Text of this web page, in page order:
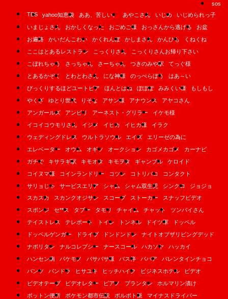
sos
TBS
yahoo知恵袋 ああ、苦しい。 あやこさん いじめ
いじめられっ子
いまじょさん
おかしくなった おごめご様 おっさんから逃げる
お盆
お遍路
かいだんこわい かくれんぼ かしまさん かんひも
くねくね
ここはとあるレストラン
こっくりさん
こっくりさんお帰り下さい
こぼれちゃう
さっちゃん さーちゃん つきのみや駅
てっぐ様
とあるかぞく
とわとわさん にな神様 のっぺらぼう
はあ～い
びっくりするほどユートピア
ほんとはね ぽぽぽ みみくい様
もしもし
やくざ
ゆとり世代 りそな アサン様 アナウンス
アヤコさん
アンガールズ
アンビリ アーネスト・グリラー
イケモ様
イコイコウモリさん
イジメ イヒカ イヒカ様
イラク
ウェディングドレス
ウルトラソウル エイズ
エリーゼの為に
エレベーター
オウム オギソ オークション カゴメカゴメ
カーナビ
ガチで
キサラギ駅 キモオタ キモヲタ ギャンブル
ケロイド
コイヌマ様
コインランドリー コツン コトリバコ
コンタクト
サリョじゃ
サービスエリア シャム シャム双生児 シンクロ
ジョジョ
スカスカ
スカンクオジサン スコープ ストーカー
スナッフビデオ
スポンジ
セ**ス タブー タモリ チャイム チャット
ツンバイさん
テイストレス
テレポート トイレ トンネル ドイツ軍
ドッペル
ドッペルゲンガー
ドライブ ドンドンドン
ナイトオブザリビングデッド
ナポリタン
ナルコレプシー ナースコール ハカソヤ
ハッカイ
ハンセン病
バケモノ バサバサ様 バス停 ババア
バレンタインチョコ
パンツ
パンドラ ヒサユキ ヒッチハイク ビジネスホテル
ビデオ
ビデオテープ
ビデオレター ピアノ プランタン
ホルマリン漬け
ボットン便所
ポケモン都市伝説 ポルポト派
マイナスドライバー